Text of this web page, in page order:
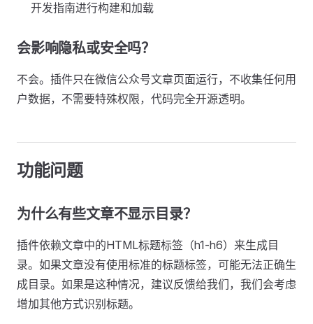
开发指南进行构建和加载
会影响隐私或安全吗？
不会。插件只在微信公众号文章页面运行，不收集任何用
户数据，不需要特殊权限，代码完全开源透明。
功能问题
为什么有些文章不显示目录？
插件依赖文章中的HTML标题标签（h1-h6）来生成目
录。如果文章没有使用标准的标题标签，可能无法正确生
成目录。如果是这种情况，建议反馈给我们，我们会考虑
增加其他方式识别标题。